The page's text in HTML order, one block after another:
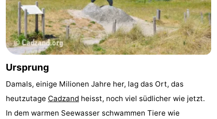
-
Schwimmbader
-
Reiten
-
Golfplatze
-
Sportangeln
Haifischzähne
Ursprung
Damals, einige Milionen Jahre her, lag das Ort, das
heutzutage Cadzand heisst, noch viel südlicher wie jetzt.
In dem warmen Seewasser schwammen Tiere wie